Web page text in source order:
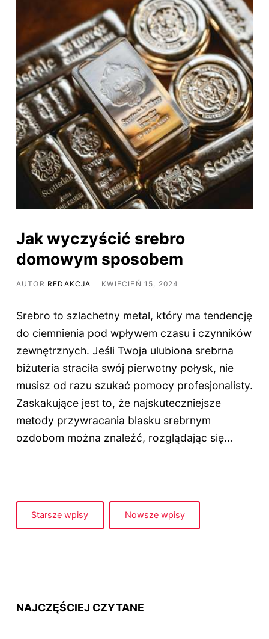
Jak wyczyścić srebro
domowym sposobem
AUTOR REDAKCJA KWIECIEŃ 15, 2024
Srebro to szlachetny metal, który ma tendencję
do ciemnienia pod wpływem czasu i czynników
zewnętrznych. Jeśli Twoja ulubiona srebrna
biżuteria straciła swój pierwotny połysk, nie
musisz od razu szukać pomocy profesjonalisty.
Zaskakujące jest to, że najskuteczniejsze
metody przywracania blasku srebrnym
ozdobom można znaleźć, rozglądając się…
Starsze wpisy Nowsze wpisy
NAJCZĘŚCIEJ CZYTANE